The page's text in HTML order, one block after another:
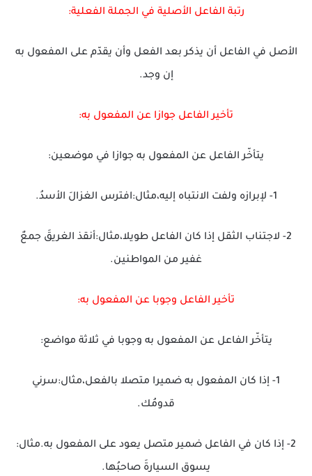
رتبة الفاعل الأصلية في الجملة الفعلية:
الأصل في الفاعل أن يذكر بعد الفعل وأن يقدّم على المفعول به
إن وجد.
تأخير الفاعل جوازا عن المفعول به:
يتأخّر الفاعل عن المفعول به جوازا في موضعين:
1- لإبرازه ولفت الانتباه إليه،مثال:افترس الغزالَ الأسدُ.
2- لاجتناب الثقل إذا كان الفاعل طويلا،مثال:أنقذ الغريقَ جمعٌ
غفير من المواطنين.
تأخير الفاعل وجوبا عن المفعول به:
يتأخّر الفاعل عن المفعول به وجوبا في ثلاثة مواضع:
1- إذا كان المفعول به ضميرا متصلا بالفعل،مثال:سرني
قدومُك.
2- إذا كان في الفاعل ضمير متصل يعود على المفعول به.مثال:
يسوق السيارةَ صاحبُها.